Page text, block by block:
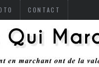
CONTACT